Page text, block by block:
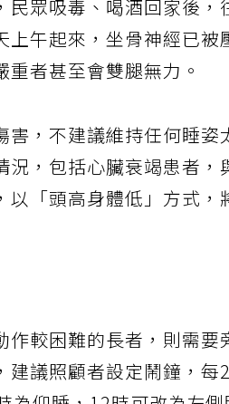
眾吸毒、喝酒回家後，
午起來，坐骨神經已被
者甚至會雙腿無力。
害，不建議維持任何睡姿
，包括心臟衰竭患者，
「頭高身體低」方式，
作較困難的長者，則需
議照顧者設定鬧鐘，每